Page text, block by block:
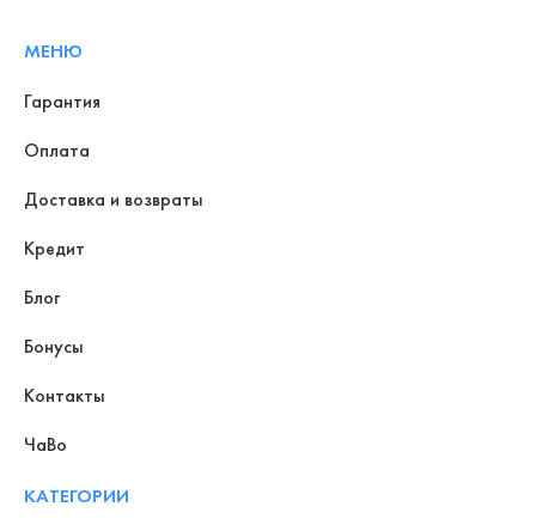
МЕНЮ
Гарантия
Оплата
Доставка и возвраты
Кредит
Блог
Бонусы
Контакты
ЧаВо
КАТЕГОРИИ